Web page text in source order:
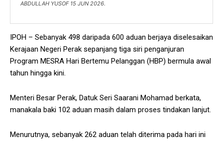
ABDULLAH YUSOF 15 JUN 2026.
IPOH – Sebanyak 498 daripada 600 aduan berjaya diselesaikan
Kerajaan Negeri Perak sepanjang tiga siri penganjuran
Program MESRA Hari Bertemu Pelanggan (HBP) bermula awal
tahun hingga kini.
Menteri Besar Perak, Datuk Seri Saarani Mohamad berkata,
manakala baki 102 aduan masih dalam proses tindakan lanjut.
Menurutnya, sebanyak 262 aduan telah diterima pada hari ini